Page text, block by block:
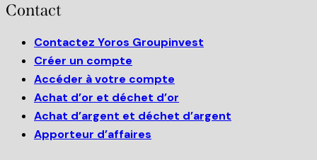
Contact
Contactez Yoros Groupinvest
Créer un compte
Accéder à votre compte
Achat d’or et déchet d’or
Achat d’argent et déchet d’argent
Apporteur d’affaires